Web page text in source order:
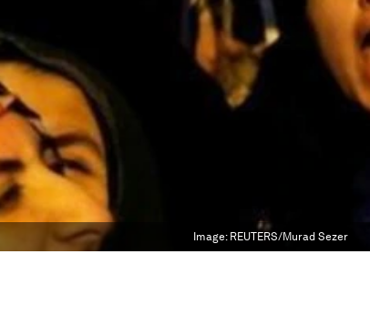
Image: REUTERS/Murad Sezer